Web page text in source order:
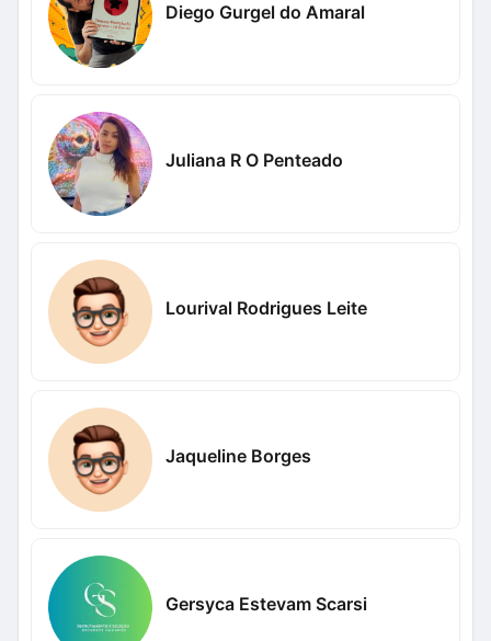
Diego Gurgel do Amaral
Juliana R O Penteado
Lourival Rodrigues Leite
Jaqueline Borges
Gersyca Estevam Scarsi